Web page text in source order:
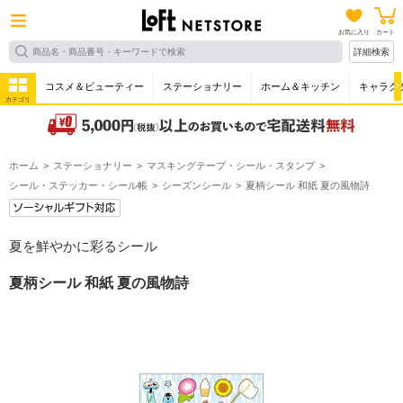
お気に入り カート
詳細検索
カテゴリ
コスメ＆ビューティー ステーショナリー ホーム＆キッチン キャラク
ホーム ステーショナリー
マスキングテープ・シール・スタンプ
シール・ステッカー・シール帳
シーズンシール 夏柄シール 和紙 夏の風物詩
夏を鮮やかに彩るシール
夏柄シール 和紙 夏の風物詩